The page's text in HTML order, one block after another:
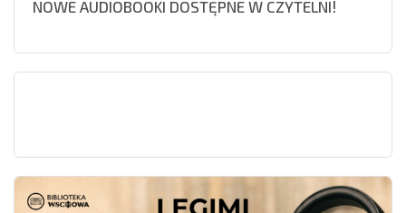
NOWE AUDIOBOOKI DOSTĘPNE W CZYTELNI!